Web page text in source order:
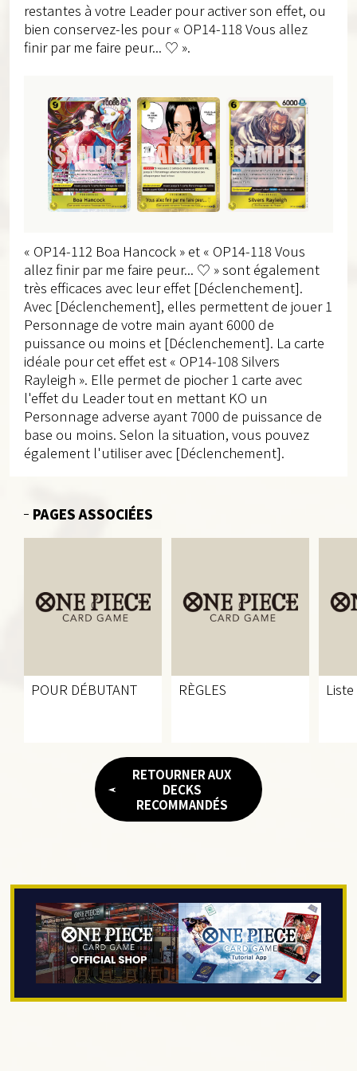
restantes à votre Leader pour activer son effet, ou
bien conservez-les pour « OP14-118 Vous allez
finir par me faire peur... ♡ ».
« OP14-112 Boa Hancock » et « OP14-118 Vous
allez finir par me faire peur... ♡ » sont également
très efficaces avec leur effet [Déclenchement].
Avec [Déclenchement], elles permettent de jouer 1
Personnage de votre main ayant 6000 de
puissance ou moins et [Déclenchement]. La carte
idéale pour cet effet est « OP14-108 Silvers
Rayleigh ». Elle permet de piocher 1 carte avec
l'effet du Leader tout en mettant KO un
Personnage adverse ayant 7000 de puissance de
base ou moins. Selon la situation, vous pouvez
également l'utiliser avec [Déclenchement].
PAGES ASSOCIÉES
POUR DÉBUTANT RÈGLES
RETOURNER AUX
DECKS
RECOMMANDÉS